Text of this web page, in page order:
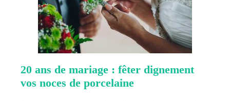
20 ans de mariage : fêter dignement
vos noces de porcelaine